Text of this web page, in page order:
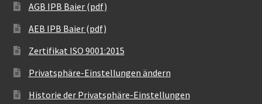
AGB IPB Baier (pdf)
AEB IPB Baier (pdf)
Zertifikat ISO 9001:2015
Privatsphäre-Einstellungen ändern
Historie der Privatsphäre-Einstellungen